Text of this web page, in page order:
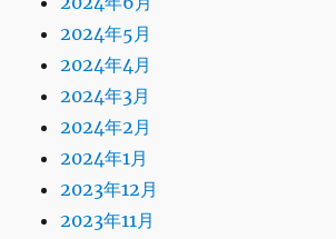
2024年5月
2024年4月
2024年3月
2024年2月
2024年1月
2023年12月
2023年11月